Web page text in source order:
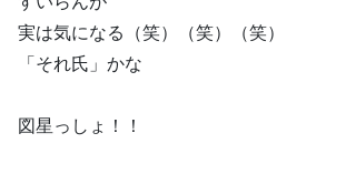
実は気になる（笑）（笑）（笑）
「それ氏」かな
図星っしょ！！